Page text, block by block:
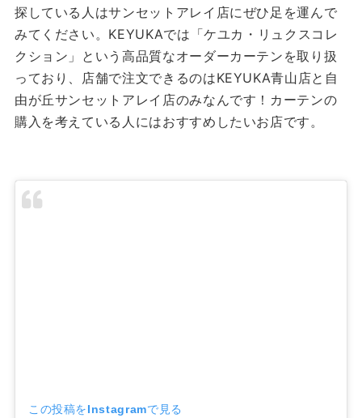
探している人はサンセットアレイ店にぜひ足を運んで
みてください。KEYUKAでは「ケユカ・リュクスコレ
クション」という高品質なオーダーカーテンを取り扱
っており、店舗で注文できるのはKEYUKA青山店と自
由が丘サンセットアレイ店のみなんです！カーテンの
購入を考えている人にはおすすめしたいお店です。
この投稿をInstagramで見る